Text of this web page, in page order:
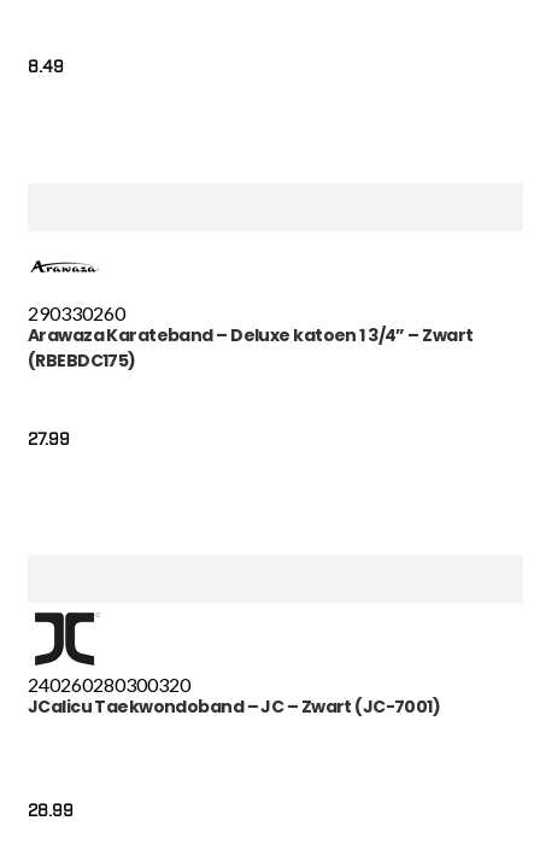
8.49
290330260
Arawaza Karateband – Deluxe katoen 1 3/4” – Zwart
(RBEBDC175)
27.99
240260280300320
JCalicu Taekwondoband – JC – Zwart (JC-7001)
28.99